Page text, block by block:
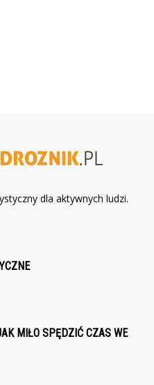
dla aktywnych ludzi.
MIŁO SPĘDZIĆ CZAS WE